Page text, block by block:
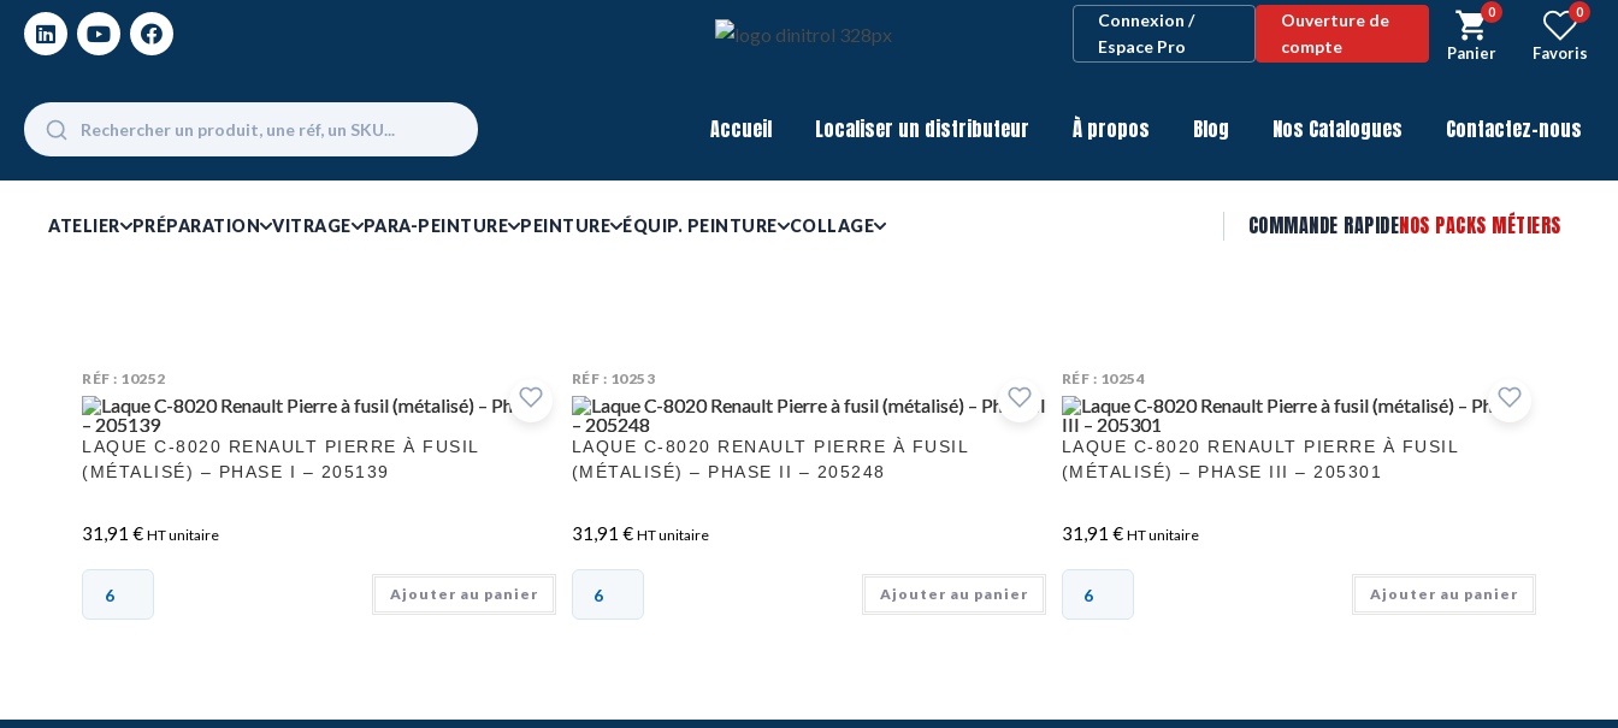
Connexion /
Espace Pro
Ouverture de
compte
0
Panier
0
Favoris
Accueil Localiser un distributeur À propos Blog Nos Catalogues Contactez-nous
ATELIER PRÉPARATION VITRAGE PARA-PEINTURE PEINTURE ÉQUIP. PEINTURE COLLAGE COMMANDE RAPIDENOS PACKS MÉTIERS
RÉF : 10252
LAQUE C-8020 RENAULT PIERRE À FUSIL
(MÉTALISÉ) – PHASE I – 205139
31,91€ HT unitaire
Ajouter au panier
RÉF : 10253
LAQUE C-8020 RENAULT PIERRE À FUSIL
(MÉTALISÉ) – PHASE II – 205248
31,91 € HT unitaire
Ajouter au panier
RÉF : 10254
LAQUE C-8020 RENAULT PIERRE À FUSIL
(MÉTALISÉ) – PHASE III – 205301
31,91 € HT unitaire
Ajouter au panier